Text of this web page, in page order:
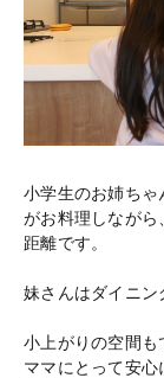
小学生のお姉ち
がお料理しなが
距離です。
妹さんはダイニン
小上がりの空間
ママにとって安